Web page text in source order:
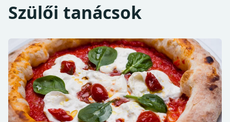
Szülői tanácsok